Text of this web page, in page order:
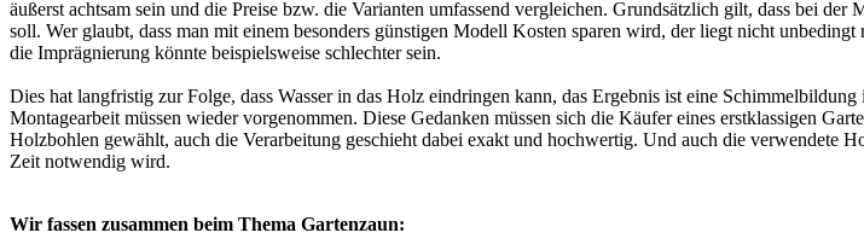
äußerst achtsam sein und die Preise bzw. die Varianten umfassend vergleichen. Grundsätzlich gilt, dass bei
soll. Wer glaubt, dass man mit einem besonders günstigen Modell Kosten sparen wird, der liegt nicht
die Imprägnierung könnte beispielsweise schlechter sein.
Dies hat langfristig zur Folge, dass Wasser in das Holz eindringen kann, das Ergebnis ist eine
Montagearbeit müssen wieder vorgenommen. Diese Gedanken müssen sich die Käufer eines erstklassigen
Holzbohlen gewählt, auch die Verarbeitung geschieht dabei exakt und hochwertig. Und auch die verwendete
Zeit notwendig wird.
Wir fassen zusammen beim Thema Gartenzaun: